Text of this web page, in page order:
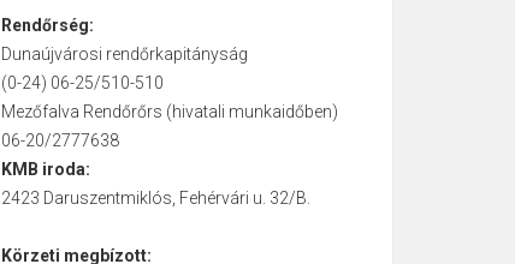
Rendőrség:
Dunaújvárosi rendőrkapitányság
(0-24) 06-25/510-510
Mezőfalva Rendőrőrs (hivatali munkaidőben)
06-20/2777638
KMB iroda:
2423 Daruszentmiklós, Fehérvári u. 32/B.
Körzeti megbízott: